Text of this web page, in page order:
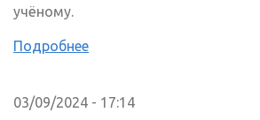
учёному.
Подробнее
03/09/2024 - 17:14